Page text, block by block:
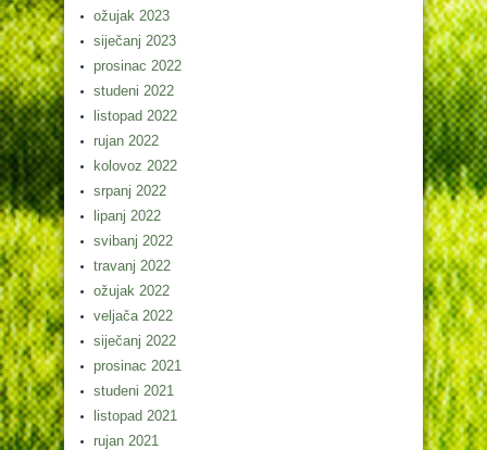
ožujak 2023
siječanj 2023
prosinac 2022
studeni 2022
listopad 2022
rujan 2022
kolovoz 2022
srpanj 2022
lipanj 2022
svibanj 2022
travanj 2022
ožujak 2022
veljača 2022
siječanj 2022
prosinac 2021
studeni 2021
listopad 2021
rujan 2021